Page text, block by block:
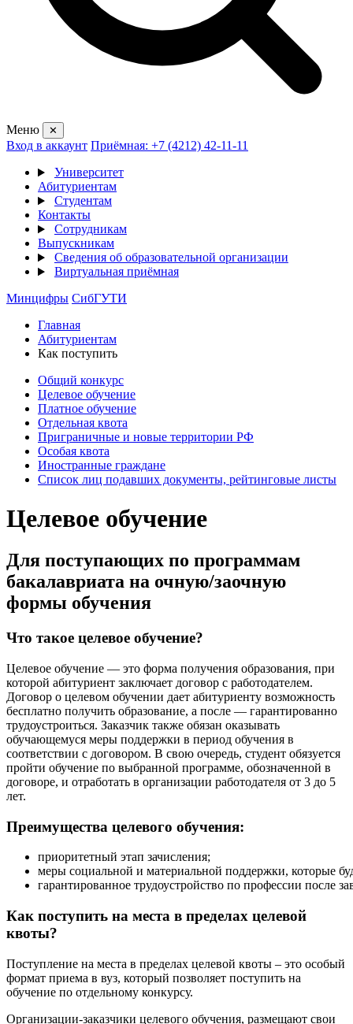
Меню ✕
Вход в аккаунт Приёмная: +7 (4212) 42-11-11
Университет
Абитуриентам
Студентам
Контакты
Сотрудникам
Выпускникам
Сведения об образовательной организации
Виртуальная приёмная
Минцифры СибГУТИ
Главная
Абитуриентам
Как поступить
Общий конкурс
Целевое обучение
Платное обучение
Отдельная квота
Приграничные и новые территории РФ
Особая квота
Иностранные граждане
Список лиц подавших документы, рейтинговые листы
Целевое обучение
Для поступающих по программам
бакалавриата на очную/заочную
формы обучения
Что такое целевое обучение?
Целевое обучение — это форма получения образования, при
которой абитуриент заключает договор с работодателем.
Договор о целевом обучении дает абитуриенту возможность
бесплатно получить образование, а после — гарантированно
трудоустроиться. Заказчик также обязан оказывать
обучающемуся меры поддержки в период обучения в
соответствии с договором. В свою очередь, студент обязуется
пройти обучение по выбранной программе, обозначенной в
договоре, и отработать в организации работодателя от 3 до 5
лет.
Преимущества целевого обучения:
приоритетный этап зачисления;
меры социальной и материальной поддержки, которые
гарантированное трудоустройство по профессии после
Как поступить на места в пределах целевой
квоты?
Поступление на места в пределах целевой квоты – это особый
формат приема в вуз, который позволяет поступить на
обучение по отдельному конкурсу.
Организации-заказчики целевого обучения, размещают свои